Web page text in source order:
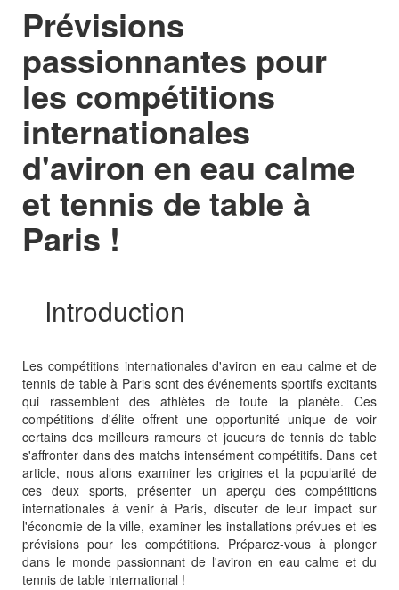
Prévisions
passionnantes pour
les compétitions
internationales
d'aviron en eau calme
et tennis de table à
Paris !
Introduction
Les compétitions internationales d'aviron en eau calme et de
tennis de table à Paris sont des événements sportifs excitants
qui rassemblent des athlètes de toute la planète. Ces
compétitions d'élite offrent une opportunité unique de voir
certains des meilleurs rameurs et joueurs de tennis de table
s'affronter dans des matchs intensément compétitifs. Dans cet
article, nous allons examiner les origines et la popularité de
ces deux sports, présenter un aperçu des compétitions
internationales à venir à Paris, discuter de leur impact sur
l'économie de la ville, examiner les installations prévues et les
prévisions pour les compétitions. Préparez-vous à plonger
dans le monde passionnant de l'aviron en eau calme et du
tennis de table international !